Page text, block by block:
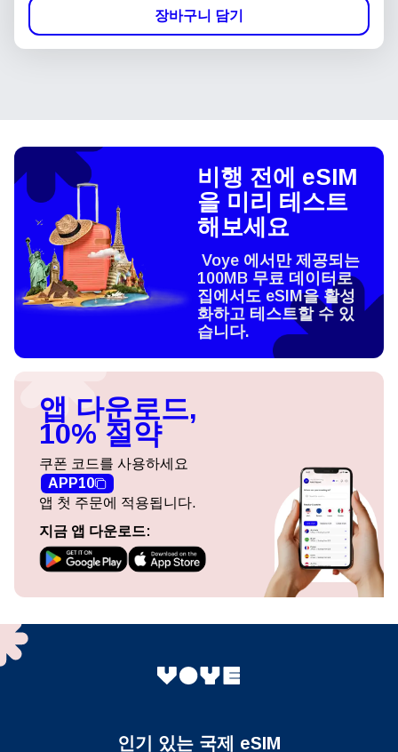
장바구니 담기
비행 전에 eSIM
을 미리 테스트
해보세요
Voye 에서만 제공되는
100MB 무료 데이터로
집에서도 eSIM을 활성
화하고 테스트할 수 있
습니다.
앱 다운로드,
10% 절약
쿠폰 코드를 사용하세요
APP10
앱 첫 주문에 적용됩니다.
지금 앱 다운로드:
인기 있는 국제 eSIM